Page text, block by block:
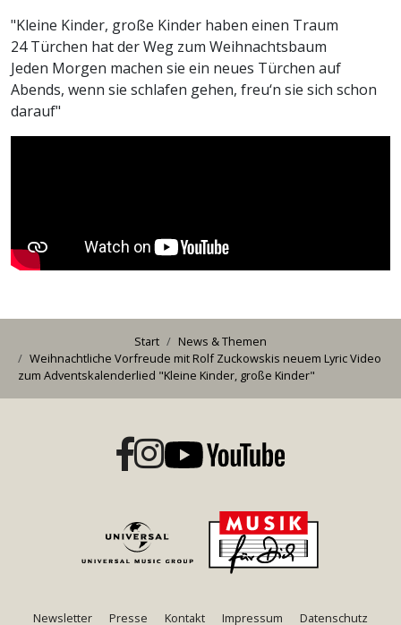
"Kleine Kinder, große Kinder haben einen Traum
24 Türchen hat der Weg zum Weihnachtsbaum
Jeden Morgen machen sie ein neues Türchen auf
Abends, wenn sie schlafen gehen, freu‘n sie sich schon
darauf"
Start
News & Themen
Weihnachtliche Vorfreude mit Rolf Zuckowskis neuem Lyric Video
zum Adventskalenderlied "Kleine Kinder, große Kinder"
Newsletter Presse Kontakt Impressum Datenschutz